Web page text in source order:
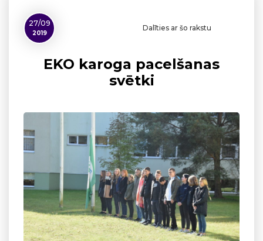
27/09
2019
Dalīties ar šo rakstu
EKO karoga pacelšanas
svētki